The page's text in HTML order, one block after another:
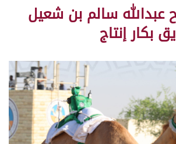
عبدالله سالم بن شعيل
بكار إنتاج